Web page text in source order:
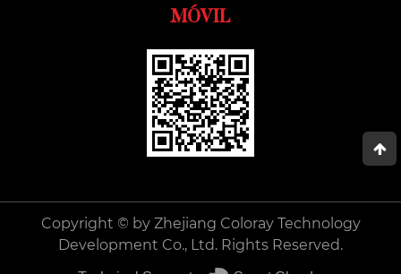
MÓVIL
Copyright © by Zhejiang Coloray Technology
Development Co., Ltd. Rights Reserved.